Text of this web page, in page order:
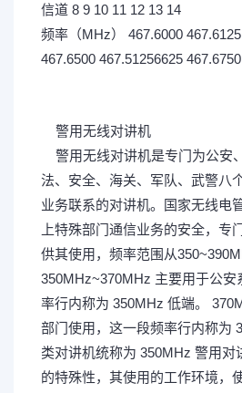
信道 8 9 10 11 12 13 14
频率（MHz） 467.6000
467.6500 467.51256625 467.6750
警用无线对讲机
警用无线对讲机是专门为公安
法、安全、海关、军队、武警八
业务联系的对讲机。国家无线电
上特殊部门通信业务的安全，专
供其使用，频率范围从
350MHz~370MHz 主要用于公安
率行内称为 350MHz 低端。
部门使用，这一段频率行内称为
类对讲机统称为 350MHz 警用对
的特殊性，其使用的工作环境，